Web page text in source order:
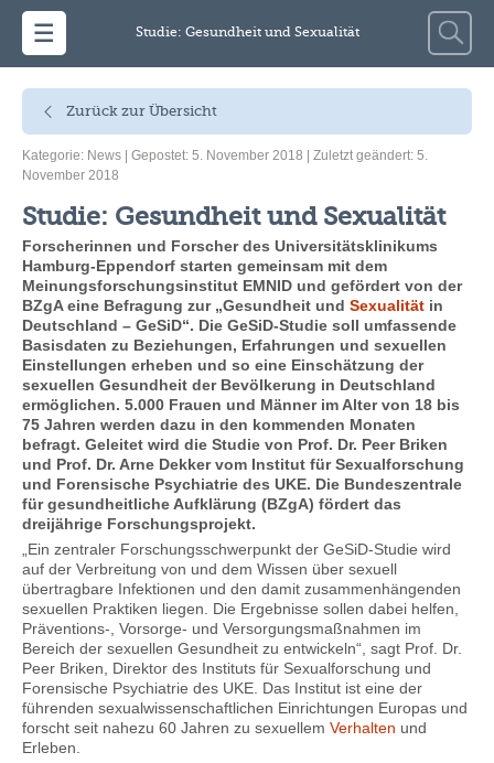
Studie: Gesundheit und Sexualität
Suche
nach:
Zurück zur Übersicht
Kategorie: News | Gepostet: 5. November 2018 | Zuletzt geändert: 5.
November 2018
Studie: Gesundheit und Sexualität
Forscherinnen und Forscher des Universitätsklinikums
Hamburg-Eppendorf starten gemeinsam mit dem
Meinungsforschungsinstitut EMNID und gefördert von der
BZgA eine Befragung zur „Gesundheit und Sexualität in
Deutschland – GeSiD“. Die GeSiD-Studie soll umfassende
Basisdaten zu Beziehungen, Erfahrungen und sexuellen
Einstellungen erheben und so eine Einschätzung der
sexuellen Gesundheit der Bevölkerung in Deutschland
ermöglichen. 5.000 Frauen und Männer im Alter von 18 bis
75 Jahren werden dazu in den kommenden Monaten
befragt. Geleitet wird die Studie von Prof. Dr. Peer Briken
und Prof. Dr. Arne Dekker vom Institut für Sexualforschung
und Forensische Psychiatrie des UKE. Die Bundeszentrale
für gesundheitliche Aufklärung (BZgA) fördert das
dreijährige Forschungsprojekt.
„Ein zentraler Forschungsschwerpunkt der GeSiD-Studie wird
auf der Verbreitung von und dem Wissen über sexuell
übertragbare Infektionen und den damit zusammenhängenden
sexuellen Praktiken liegen. Die Ergebnisse sollen dabei helfen,
Präventions-, Vorsorge- und Versorgungsmaßnahmen im
Bereich der sexuellen Gesundheit zu entwickeln“, sagt Prof. Dr.
Peer Briken, Direktor des Instituts für Sexualforschung und
Forensische Psychiatrie des UKE. Das Institut ist eine der
führenden sexualwissenschaftlichen Einrichtungen Europas und
forscht seit nahezu 60 Jahren zu sexuellem Verhalten und
Erleben.